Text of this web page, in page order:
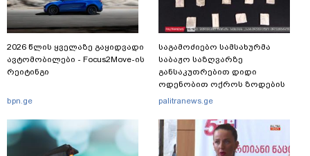
2026 წლის ყველაზე გაყიდვადი
ავტომობილები - Focus2Move-ის
რეიტინგი
bpn.ge
საგამოძიებო სამსახურმა
საბაჟო საზღვარზე
განსაკუთრებით დიდი
ოდენობით ოქროს ზოდების
უკანონოდ გადმოტანის ფაქტზე
palitranews.ge